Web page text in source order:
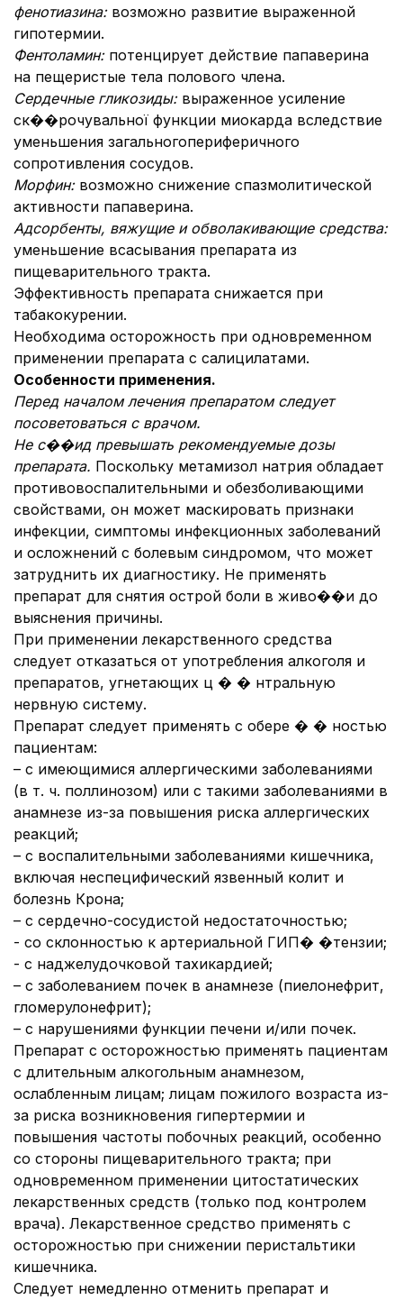
фенотиазина: возможно развитие выраженной
гипотермии.
Фентоламин: потенцирует действие папаверина
на пещеристые тела полового члена.
Сердечные гликозиды: выраженное усиление
ск��рочувальної функции миокарда вследствие
уменьшения загальногопериферичного
сопротивления сосудов.
Морфин: возможно снижение спазмолитической
активности папаверина.
Адсорбенты, вяжущие и обволакивающие средства:
уменьшение всасывания препарата из
пищеварительного тракта.
Эффективность препарата снижается при
табакокурении.
Необходима осторожность при одновременном
применении препарата с салицилатами.
Особенности применения.
Перед началом лечения препаратом следует
посоветоваться с врачом.
Не с��ид превышать рекомендуемые дозы
препарата. Поскольку метамизол натрия обладает
противовоспалительными и обезболивающими
свойствами, он может маскировать признаки
инфекции, симптомы инфекционных заболеваний
и осложнений с болевым синдромом, что может
затруднить их диагностику. Не применять
препарат для снятия острой боли в живо��и до
выяснения причины.
При применении лекарственного средства
следует отказаться от употребления алкоголя и
препаратов, угнетающих ц � � нтральную
нервную систему.
Препарат следует применять с обере � � ностью
пациентам:
– с имеющимися аллергическими заболеваниями
(в т. ч. поллинозом) или с такими заболеваниями в
анамнезе из-за повышения риска аллергических
реакций;
– с воспалительными заболеваниями кишечника,
включая неспецифический язвенный колит и
болезнь Крона;
– с сердечно-сосудистой недостаточностью;
- со склонностью к артериальной ГИП� �тензии;
- с наджелудочковой тахикардией;
– с заболеванием почек в анамнезе (пиелонефрит,
гломерулонефрит);
– с нарушениями функции печени и/или почек.
Препарат с осторожностью применять пациентам
с длительным алкогольным анамнезом,
ослабленным лицам; лицам пожилого возраста из-
за риска возникновения гипертермии и
повышения частоты побочных реакций, особенно
со стороны пищеварительного тракта; при
одновременном применении цитостатических
лекарственных средств (только под контролем
врача). Лекарственное средство применять с
осторожностью при снижении перистальтики
кишечника.
Следует немедленно отменить препарат и